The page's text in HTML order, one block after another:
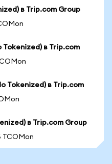
в Trip.com Group
Tokenized) в Trip.com
Tokenized) в Trip.com
в Trip.com Group
TCOMon